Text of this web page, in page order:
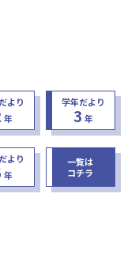
より
年
学年だより
3 年
より
年
一覧は
コチラ